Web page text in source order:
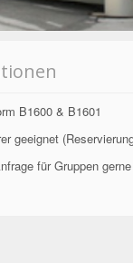
B1600 & B1601
geeignet
für Gruppen